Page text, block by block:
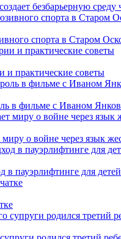
безбарьерную среду
спорта в Старом
и практические советы
в фильме с Иваном
о войне через язык
пауэрлифтинге для